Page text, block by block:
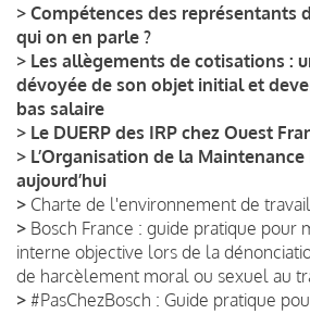
> Compétences des représentants
qui on en parle ?
> Les allègements de cotisations :
dévoyée de son objet initial et
bas salaire
> Le DUERP des IRP chez Ouest
> L’Organisation de la Maintenance
aujourd’hui
> Charte de l'environnement de
> Bosch France : guide pratique pour
interne objective lors de la
de harcèlement moral ou sexuel au
> #PasChezBosch : Guide pratique